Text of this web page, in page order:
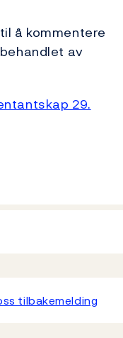
å kommentere
av
29.
tilbakemelding